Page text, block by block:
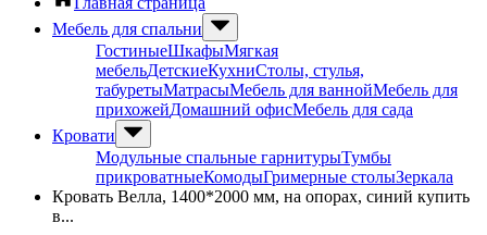
Мебель для спальни
ГостиныеШкафыМягкая
мебельДетскиеКухниСтолы, стулья,
табуретыМатрасыМебель для ваннойМебель для
прихожейДомашний офисМебель для сада
Кровати
Модульные спальные гарнитурыТумбы
прикроватныеКомодыГримерные столыЗеркала
Кровать Велла, 1400*2000 мм, на опорах, синий купить
в...